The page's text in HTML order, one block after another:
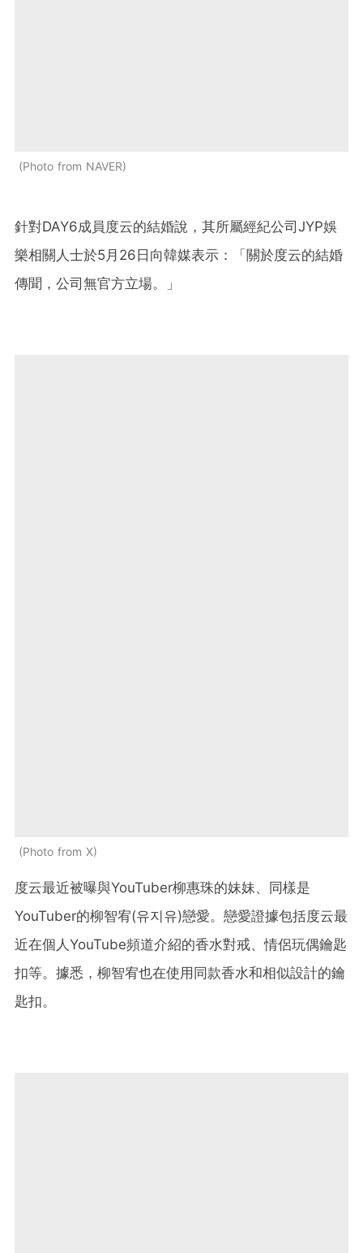
Photo from NAVER
針對DAY6成員度云的結婚說，其所屬經紀公司JYP娛
樂相關人士於5月26日向韓媒表示：「關於度云的結婚
傳聞，公司無官方立場。」
Photo from X
度云最近被曝與YouTuber柳惠珠的妹妹、同樣是
YouTuber的柳智宥(유지유)戀愛。戀愛證據包括度云最
近在個人YouTube頻道介紹的香水對戒、情侶玩偶鑰匙
扣等。據悉，柳智宥也在使用同款香水和相似設計的鑰
匙扣。